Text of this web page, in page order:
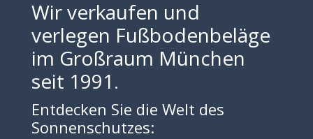
Wir verkaufen und
verlegen Fußbodenbeläge
im Großraum München
seit 1991.
Entdecken Sie die Welt des
Sonnenschutzes: